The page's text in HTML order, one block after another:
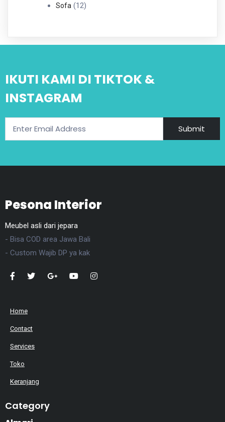
Produk
Sofa 1212
IKUTI KAMI DI TIKTOK &
INSTAGRAM
Submit
Pesona Interior
Meubel asli dari jepara
- Bisa COD area Jawa Bali
- Custom Wajib DP ya kak
Home
Contact
Services
Toko
Keranjang
Category